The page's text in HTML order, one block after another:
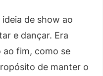
de show ao
e dançar. Era
ao fim, como se
de manter o